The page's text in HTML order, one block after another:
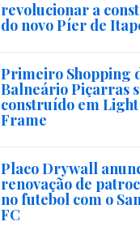
revolucionar a
do novo Píer de
Primeiro Shopping
Balneário Piçarras
construído em Light
Frame
Placo Drywall
renovação de
no futebol com o
FC